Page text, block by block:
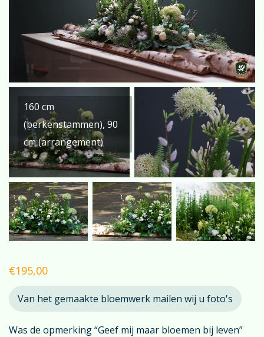
Orchidee rouwstuk
Van en voor kinderen rouwstuk
Feyenoord rouwstuk
Veldboeket
Contact
Bestellen
160 cm
(berkenstammen), 90
cm (arrangement)
€195,00
Van het gemaakte bloemwerk mailen wij u foto's
Was de opmerking “Geef mij maar bloemen bij leven”